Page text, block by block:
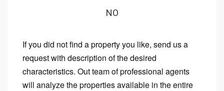
NO
If you did not find a property you like, send us a
request with description of the desired
characteristics. Out team of professional agents
will analyze the properties available in the entire